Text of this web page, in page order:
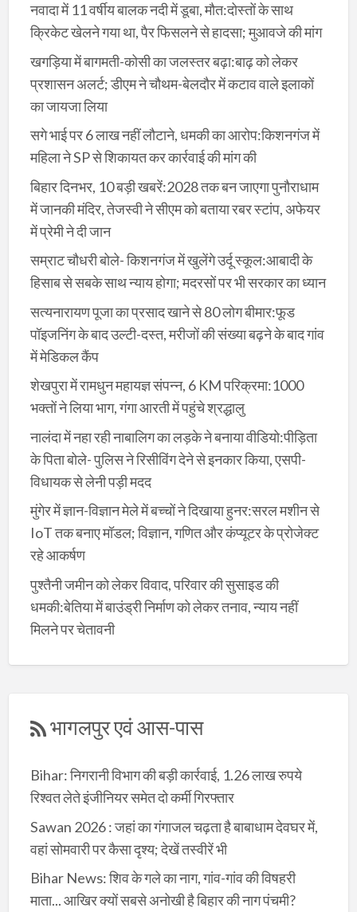
नवादा में 11 वर्षीय बालक नदी में डूबा, मौत:दोस्तों के साथ
क्रिकेट खेलने गया था, पैर फिसलने से हादसा; मुआवजे की मांग
खगड़िया में बागमती-कोसी का जलस्तर बढ़ा:बाढ़ को लेकर
प्रशासन अलर्ट; डीएम ने चौथम-बेलदौर में कटाव वाले इलाकों
का जायजा लिया
सगे भाई पर 6 लाख नहीं लौटाने, धमकी का आरोप:किशनगंज में
महिला ने SP से शिकायत कर कार्रवाई की मांग की
बिहार दिनभर, 10 बड़ी खबरें:2028 तक बन जाएगा पुनौराधाम
में जानकी मंदिर, तेजस्वी ने सीएम को बताया रबर स्टांप, अफेयर
में प्रेमी ने दी जान
सम्राट चौधरी बोले- किशनगंज में खुलेंगे उर्दू स्कूल:आबादी के
हिसाब से सबके साथ न्याय होगा; मदरसों पर भी सरकार का ध्यान
सत्यनारायण पूजा का प्रसाद खाने से 80 लोग बीमार:फूड
पॉइजनिंग के बाद उल्टी-दस्त, मरीजों की संख्या बढ़ने के बाद गांव
में मेडिकल कैंप
शेखपुरा में रामधुन महायज्ञ संपन्न, 6 KM परिक्रमा:1000
भक्तों ने लिया भाग, गंगा आरती में पहुंचे श्रद्धालु
नालंदा में नहा रही नाबालिग का लड़के ने बनाया वीडियो:पीड़िता
के पिता बोले- पुलिस ने रिसीविंग देने से इनकार किया, एसपी-
विधायक से लेनी पड़ी मदद
मुंगेर में ज्ञान-विज्ञान मेले में बच्चों ने दिखाया हुनर:सरल मशीन से
IoT तक बनाए मॉडल; विज्ञान, गणित और कंप्यूटर के प्रोजेक्ट
रहे आकर्षण
पुश्तैनी जमीन को लेकर विवाद, परिवार की सुसाइड की
धमकी:बेतिया में बाउंड्री निर्माण को लेकर तनाव, न्याय नहीं
मिलने पर चेतावनी
भागलपुर एवं आस-पास
Bihar: निगरानी विभाग की बड़ी कार्रवाई, 1.26 लाख रुपये
रिश्वत लेते इंजीनियर समेत दो कर्मी गिरफ्तार
Sawan 2026 : जहां का गंगाजल चढ़ता है बाबाधाम देवघर में,
वहां सोमवारी पर कैसा दृश्य; देखें तस्वीरें भी
Bihar News: शिव के गले का नाग, गांव-गांव की विषहरी
माता... आखिर क्यों सबसे अनोखी है बिहार की नाग पंचमी?